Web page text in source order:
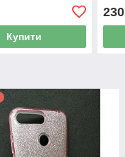
Купити
230